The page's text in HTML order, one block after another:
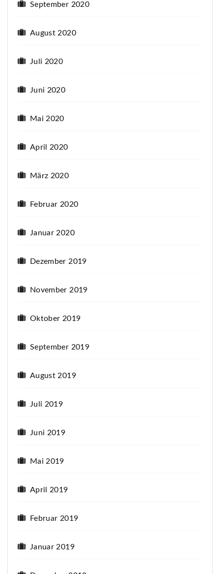
September 2020
August 2020
Juli 2020
Juni 2020
Mai 2020
April 2020
März 2020
Februar 2020
Januar 2020
Dezember 2019
November 2019
Oktober 2019
September 2019
August 2019
Juli 2019
Juni 2019
Mai 2019
April 2019
Februar 2019
Januar 2019